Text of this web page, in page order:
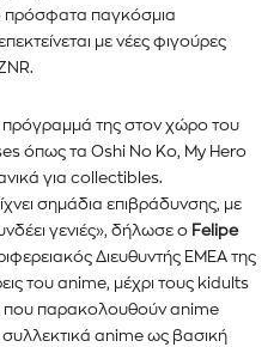
πρόσφατα παγκόσμια
με νέες φιγούρες
πρόγραμμά της στον χώρο του
όπως τα Oshi No Ko, My Hero
για collectibles.
σημάδια επιβράδυνσης, με
γενιές», δήλωσε ο Felipe
Διευθυντής ΕΜΕΑ της
του anime, μέχρι τους kidults
που παρακολουθούν anime
anime ως βασική